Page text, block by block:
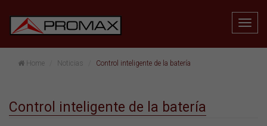
Home Noticias Control inteligente de la batería
Control inteligente de la batería